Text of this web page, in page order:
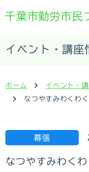
千葉市勤労市民
イベント・講座
ホーム
イベント・
なつやすみわくわ
幕張
なつやすみわく